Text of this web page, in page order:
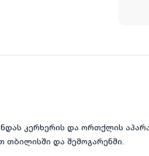
კერხერის და ორთქლის
თბილისში და შემოგარენში.